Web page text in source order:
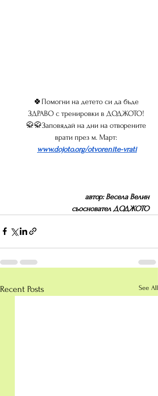
🍀 Помогни на детето си да бъде
ЗДРАВО с тренировки в ДОДЖОТО!
🥋🥋Заповядай на дни на отворените
врати през м. Март:
www.dojoto.org/otvorenite-vrati
автор: Весела Велин
съосновател ДОДЖОТО
Recent Posts See All